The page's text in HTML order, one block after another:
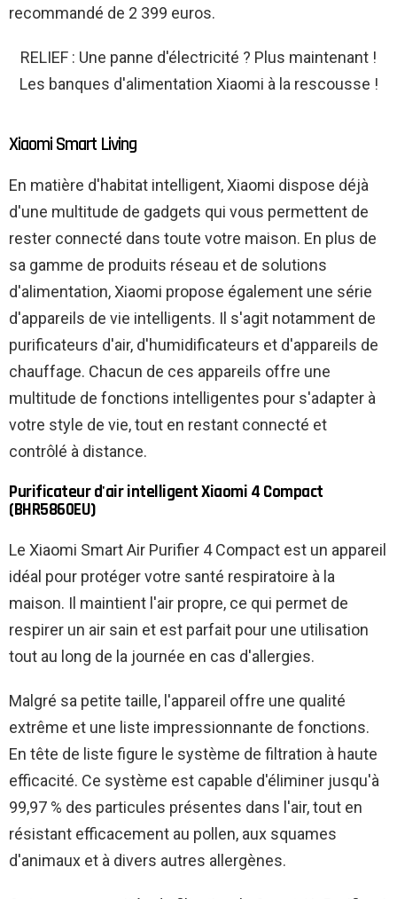
recommandé de 2 399 euros.
RELIEF : Une panne d'électricité ? Plus maintenant !
Les banques d'alimentation Xiaomi à la rescousse !
Xiaomi Smart Living
En matière d'habitat intelligent, Xiaomi dispose déjà
d'une multitude de gadgets qui vous permettent de
rester connecté dans toute votre maison. En plus de
sa gamme de produits réseau et de solutions
d'alimentation, Xiaomi propose également une série
d'appareils de vie intelligents. Il s'agit notamment de
purificateurs d'air, d'humidificateurs et d'appareils de
chauffage. Chacun de ces appareils offre une
multitude de fonctions intelligentes pour s'adapter à
votre style de vie, tout en restant connecté et
contrôlé à distance.
Purificateur d'air intelligent Xiaomi 4 Compact
(BHR5860EU)
Le Xiaomi Smart Air Purifier 4 Compact est un appareil
idéal pour protéger votre santé respiratoire à la
maison. Il maintient l'air propre, ce qui permet de
respirer un air sain et est parfait pour une utilisation
tout au long de la journée en cas d'allergies.
Malgré sa petite taille, l'appareil offre une qualité
extrême et une liste impressionnante de fonctions.
En tête de liste figure le système de filtration à haute
efficacité. Ce système est capable d'éliminer jusqu'à
99,97 % des particules présentes dans l'air, tout en
résistant efficacement au pollen, aux squames
d'animaux et à divers autres allergènes.